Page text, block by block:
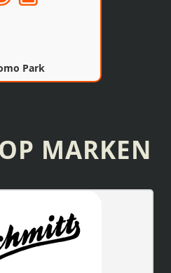
Park
MARKEN